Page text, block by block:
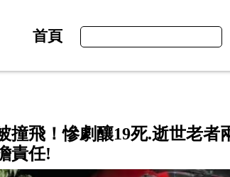
首頁
撞飛！慘劇釀19死.逝世老
責任!